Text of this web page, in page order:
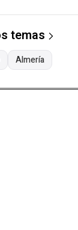
temas
Almería